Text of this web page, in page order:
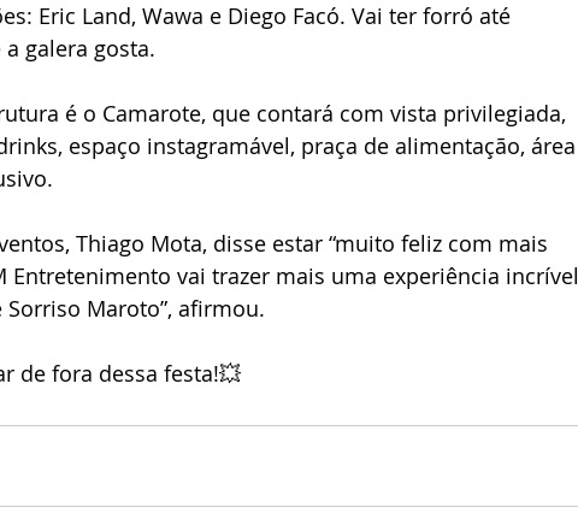
Eric Land, Wawa e Diego Facó. Vai ter forró até
galera gosta.
é o Camarote, que contará com vista privilegiada,
espaço instagramável, praça de alimentação, área
Thiago Mota, disse estar “muito feliz com mais
Entretenimento vai trazer mais uma experiência incrível
Maroto”, afirmou.
de fora dessa festa!💥